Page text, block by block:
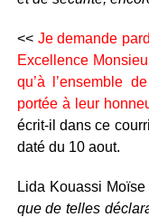
<< Je demande
Excellence
qu’à l’ensemble
portée à leur
écrit-il dans ce
daté du 10 aout.
Lida Kouassi
que de telles